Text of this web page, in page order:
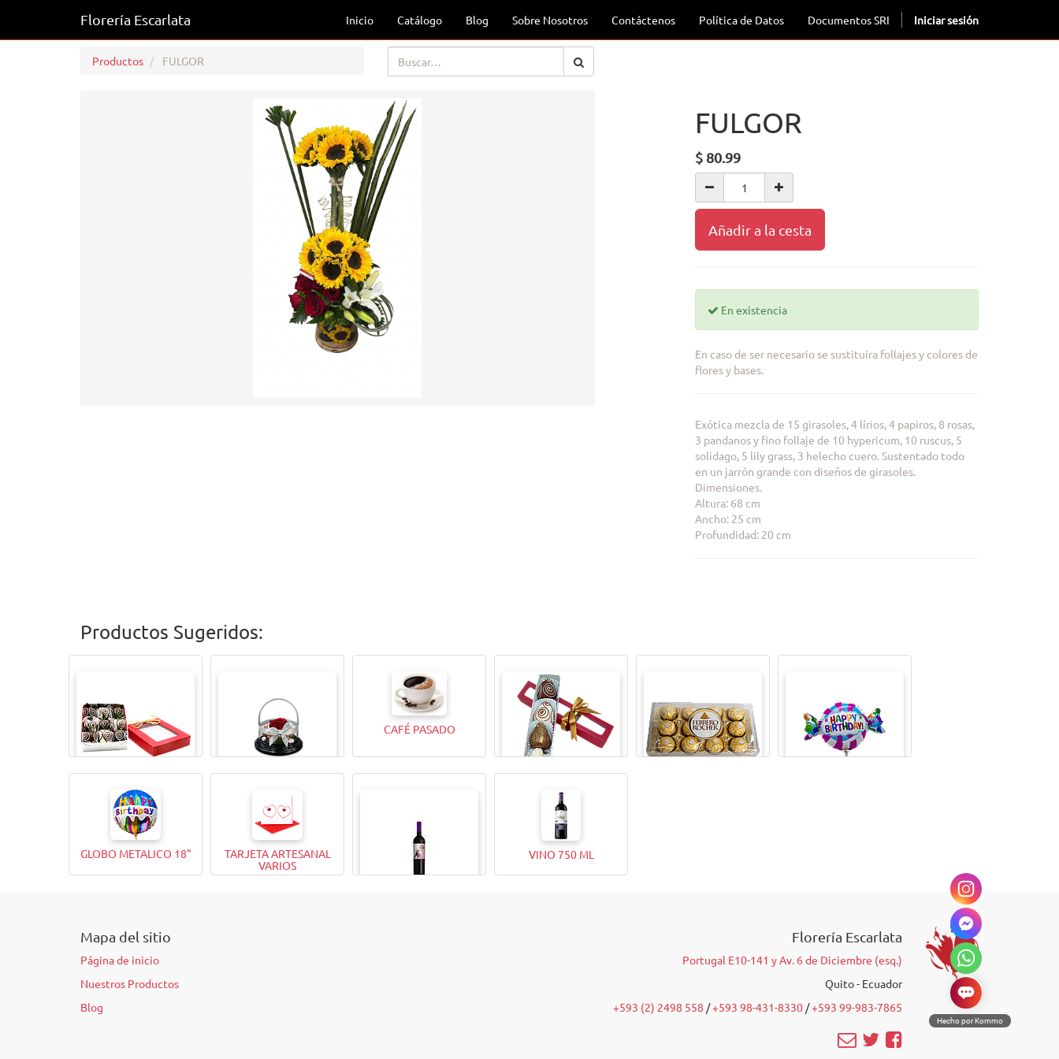
Florería Escarlata Inicio Catálogo Blog Sobre Nosotros Contáctenos Política de Datos Documentos SRI Iniciar sesión
Productos FULGOR
FULGOR
$ 80.99
Añadir a la cesta
En existencia
En caso de ser necesario se sustituira follajes y colores de
flores y bases.
Exótica mezcla de 15 girasoles, 4 lírios, 4 papiros, 8 rosas,
3 pandanos y fino follaje de 10 hypericum, 10 ruscus, 5
solidago, 5 lily grass, 3 helecho cuero. Sustentado todo
en un jarrón grande con diseños de girasoles.
Dimensiones.
Altura: 68 cm
Ancho: 25 cm
Profundidad: 20 cm
Productos Sugeridos:
CAJITA MAGICAX9 TODA UNA VIDA ROSA
CAFÉ PASADO
CAJITA MAGICA X4
GLOBO METALICO 18"
TARJETA ARTESANAL
VARIOS
VINO 750 ML
Mapa del sitio
Página de inicio
Nuestros Productos
Blog
Florería Escarlata
Portugal E10-141 y Av. 6 de Diciembre (esq.)
Quito - Ecuador
+593 (2) 2498 558 /‭+593 98-431-8330‬ /‭+593 99-983-7865‬
Hecho por Kommo